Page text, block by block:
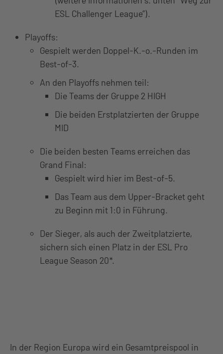
ESL Challenger League”).
Playoffs:
Gespielt werden Doppel-K.-o.-Runden im
Best-of-3.
An den Playoffs nehmen teil:
Die Teams der Gruppe 2 HIGH
Die beiden Erstplatzierten der Gruppe
MID
Die beiden besten Teams erreichen das
Grand Final:
Gespielt wird hier im Best-of-5.
Das Team aus dem Upper-Bracket geht
zu Beginn mit 1:0 in Führung.
Der Sieger, als auch der Zweitplatzierte,
sichern sich einen Platz in der ESL Pro
League Season 20*.
In der Region Europa wird ein Gesamtpreispool in